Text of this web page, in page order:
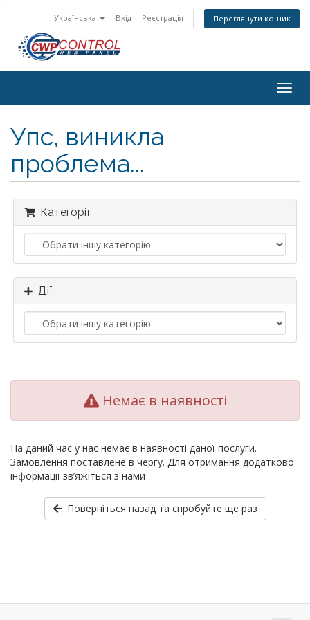
Українська Вхід Реєстрація Переглянути кошик
Упс, виникла
проблема...
Категорії
Дії
Немає в наявності
На даний час у нас немає в наявності даної послуги.
Замовлення поставлене в чергу. Для отримання додаткової
інформації зв’яжіться з нами
Поверніться назад та спробуйте ще раз